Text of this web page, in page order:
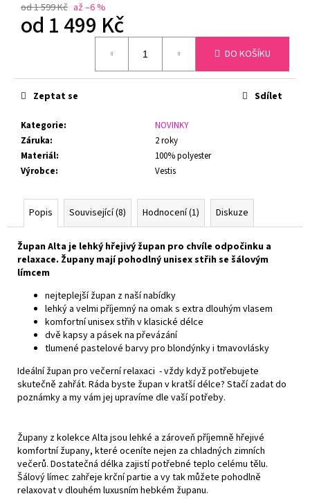
od 1 599 Kč až –6 %
od 1 499 Kč
DO KOŠÍKU
Kategorie:
NOVINKY
Záruka:
2 roky
Materiál:
100% polyester
Výrobce: Vestis
Zeptat se Sdílet
Popis Související (8) Hodnocení (1) Diskuze
Župan Alta je lehký hřejivý župan pro chvíle odpočinku a
relaxace. Župany mají pohodlný unisex střih se šálovým
límcem
nejteplejší župan z naší nabídky
lehký a velmi příjemný na omak s extra dlouhým vlasem
komfortní unisex střih v klasické délce
dvě kapsy a pásek na převázání
tlumené pastelové barvy pro blondýnky i tmavovlásky
Ideální župan pro večerní relaxaci - vždy když potřebujete
skutečně zahřát. Ráda byste župan v kratší délce? Stačí zadat do
poznámky a my vám jej upravíme dle vaší potřeby.
Župany z kolekce Alta jsou lehké a zároveň příjemně hřejivé
komfortní župany, které oceníte nejen za chladných zimních
večerů. Dostatečná délka zajistí potřebné teplo celému tělu.
Šálový límec zahřeje krční partie a vy tak můžete pohodlně
relaxovat v dlouhém luxusním hebkém županu.
80505
ČERNÁ
2
879